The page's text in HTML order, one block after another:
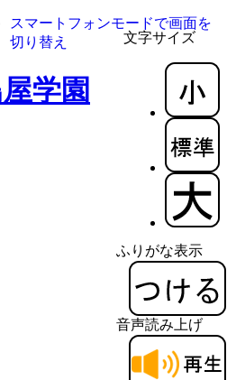
文字サイズ
ふりがな表示
音声読み上げ
スマートフォンモードで画面を
切り替え
学園